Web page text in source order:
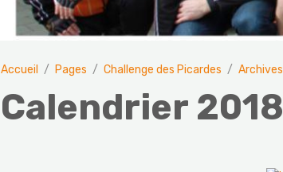
Accueil Pages Challenge des Picardes Archives
Calendrier 2018